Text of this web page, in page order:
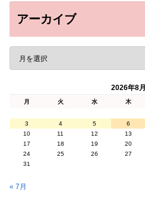
アーカイブ
2026年8月
月 火 水 木
3
4 5 6
10
11 12 13
17
18 19 20
24
25 26 27
31
« 7月